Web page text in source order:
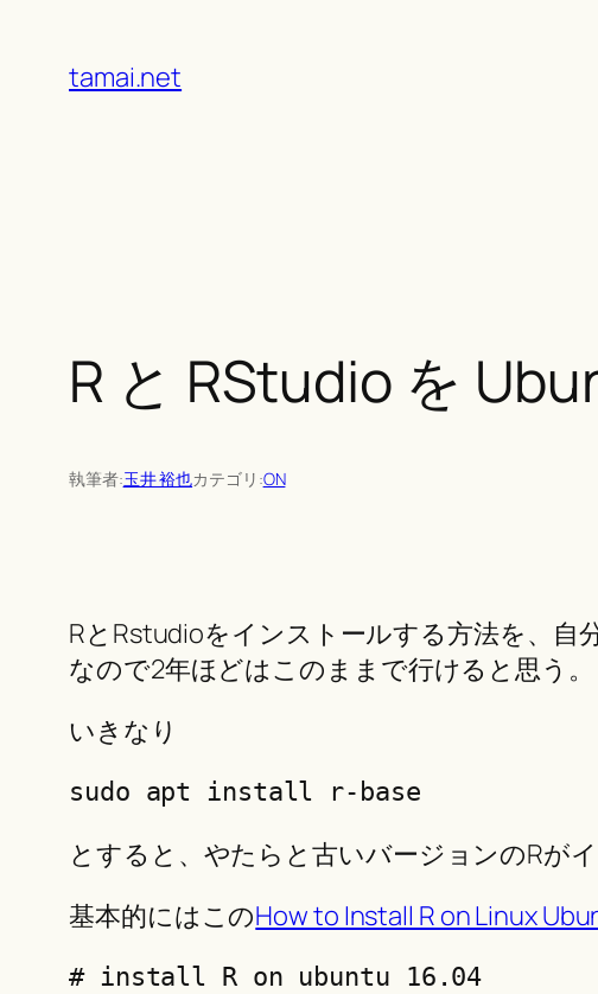
content
tamai.net
R と RStudio を
執筆者:玉井 裕也カテゴリ:ON
RとRstudioをインストールする方法を、自
なので2年ほどはこのままで行けると思う。
いきなり
sudo apt install r-base
とすると、やたらと古いバージョンのRが
基本的にはこのHow to Install R on Linux
# install R on ubuntu 16.04